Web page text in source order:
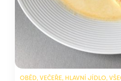
OBĚD, VEČEŘE, HLAVNÍ JÍDLO,